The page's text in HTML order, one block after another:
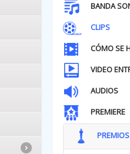
BANDA
CLIPS
CÓMO SE
VIDEO
AUDIOS
PREMIERE